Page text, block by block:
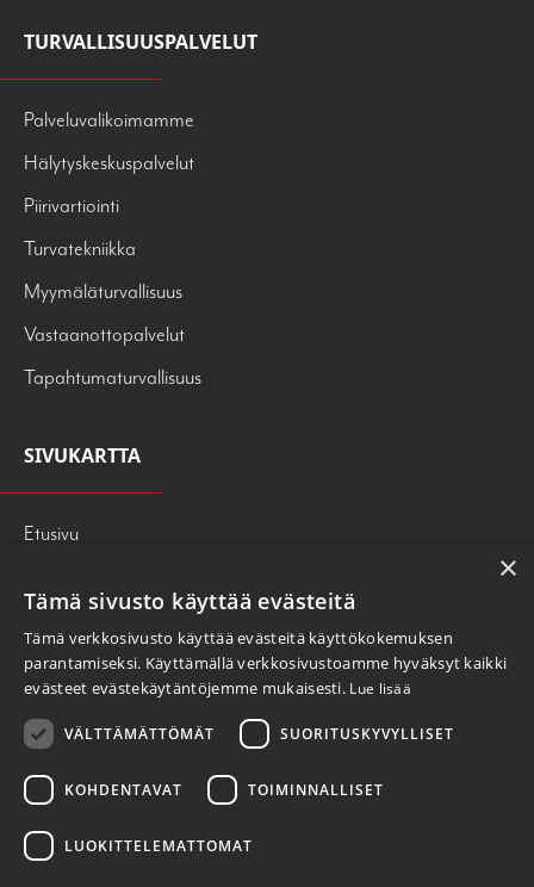
TURVALLISUUSPALVELUT
Palveluvalikoimamme
Hälytyskeskuspalvelut
Piirivartiointi
Turvatekniikka
Myymäläturvallisuus
Vastaanottopalvelut
Tapahtumaturvallisuus
SIVUKARTTA
Etusivu
247PRESS
OTA YHTEYTTÄ
Tietosuojaseloste
×
Tämä sivusto käyttää evästeitä
Tämä verkkosivusto käyttää evästeitä käyttökokemuksen
parantamiseksi. Käyttämällä verkkosivustoamme hyväksyt kaikki
evästeet evästekäytäntöjemme mukaisesti. Lue lisää
VÄLTTÄMÄTTÖMÄT SUORITUSKYVYLLISET
KOHDENTAVAT TOIMINNALLISET
LUOKITTELEMATTOMAT